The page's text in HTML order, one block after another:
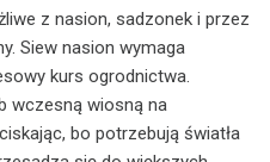
z nasion, sadzonek i przez
Siew nasion wymaga
kurs ogrodnictwa.
wczesną wiosną na
bo potrzebują światła